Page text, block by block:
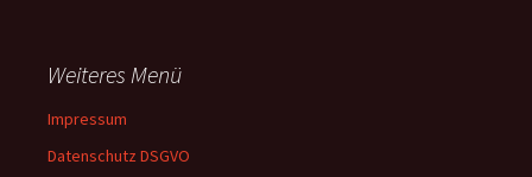
Weiteres Menü
Impressum
Datenschutz DSGVO